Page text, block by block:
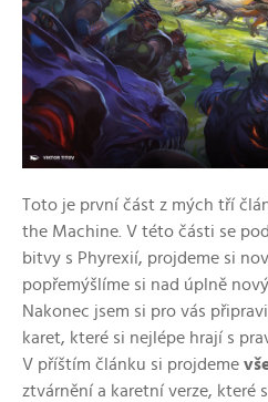
Toto je první část z mých tří
the Machine. V této části se
bitvy s Phyrexií, projdeme si
popřemýšlíme si nad úplně
Nakonec jsem si pro vás
karet, které si nejlépe hrají s
V příštím článku si projdeme
ztvárnění a karetní verze, které